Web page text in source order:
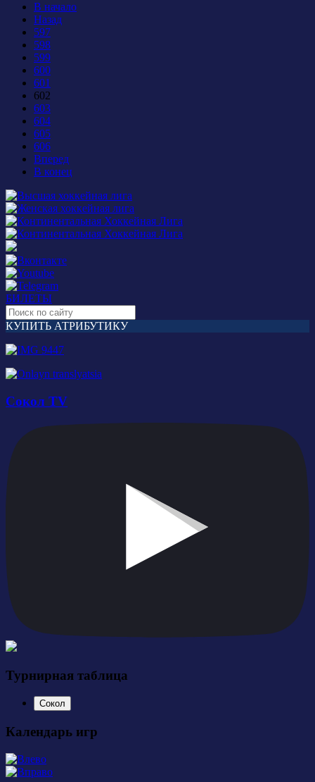
В начало
Назад
597
598
599
600
601
602
603
604
605
606
Вперед
В конец
БИЛЕТЫ
КУПИТЬ АТРИБУТИКУ
Сокол TV
Турнирная таблица
Сокол
Календарь игр